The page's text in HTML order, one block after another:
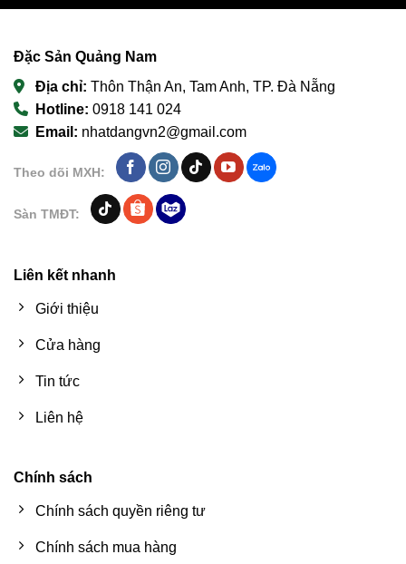
Đặc Sản Quảng Nam
Địa chỉ: Thôn Thận An, Tam Anh, TP. Đà Nẵng
Hotline: 0918 141 024
Email: nhatdangvn2@gmail.com
Theo dõi MXH:
Sàn TMĐT:
Liên kết nhanh
Giới thiệu
Cửa hàng
Tin tức
Liên hệ
Chính sách
Chính sách quyền riêng tư
Chính sách mua hàng